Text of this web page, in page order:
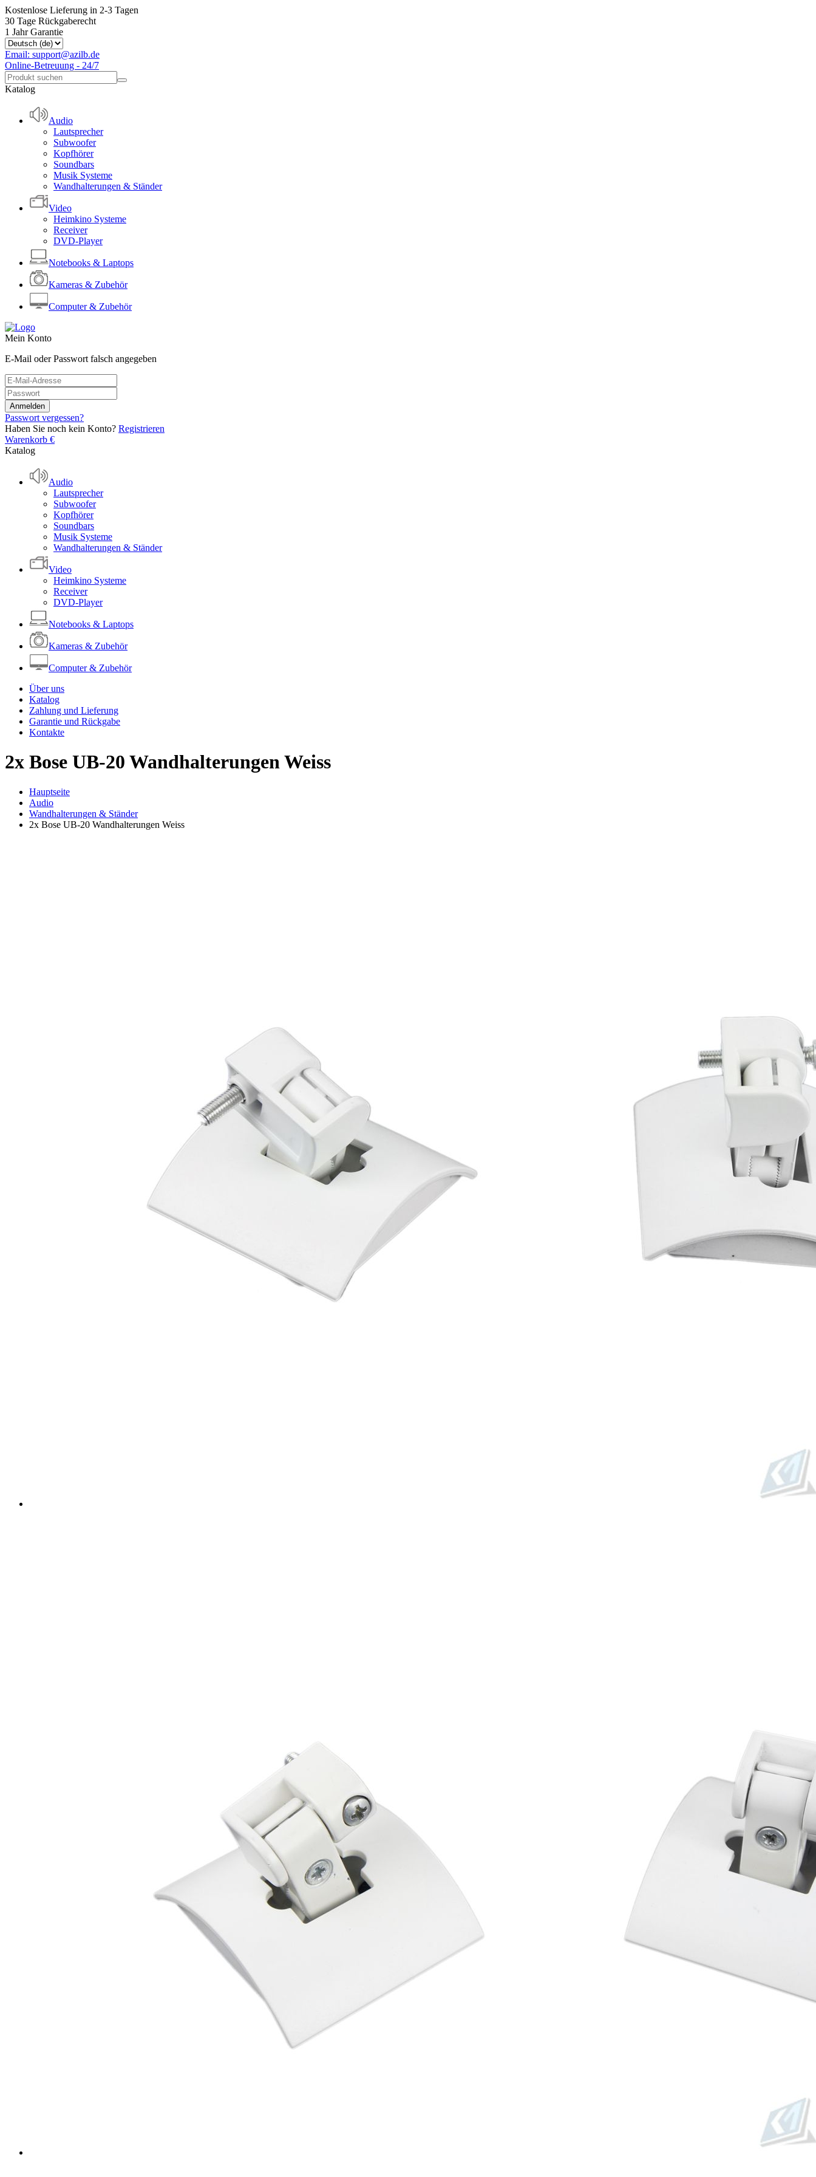
Kostenlose Lieferung in 2-3 Tagen
30 Tage Rückgaberecht
1 Jahr Garantie
Email: support@azilb.de
Online-Betreuung - 24/7
Katalog
Audio
Lautsprecher
Subwoofer
Kopfhörer
Soundbars
Musik Systeme
Wandhalterungen & Ständer
Video
Heimkino Systeme
Receiver
DVD-Player
Notebooks & Laptops
Kameras & Zubehör
Computer & Zubehör
Mein Konto
E-Mail oder Passwort falsch angegeben
Passwort vergessen?
Haben Sie noch kein Konto? Registrieren
Warenkorb €
Katalog
Audio
Lautsprecher
Subwoofer
Kopfhörer
Soundbars
Musik Systeme
Wandhalterungen & Ständer
Video
Heimkino Systeme
Receiver
DVD-Player
Notebooks & Laptops
Kameras & Zubehör
Computer & Zubehör
Über uns
Katalog
Zahlung und Lieferung
Garantie und Rückgabe
Kontakte
2x Bose UB-20 Wandhalterungen Weiss
Hauptseite
Audio
Wandhalterungen & Ständer
2x Bose UB-20 Wandhalterungen Weiss